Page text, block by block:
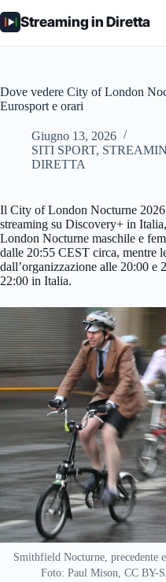
al
contenuto
Streaming in Diretta
Dove vedere City of London
Eurosport e orari
Giugno 13, 2026
SITI SPORT,
DIRETTA
Il City of London Nocturne
streaming su Discovery+ in
London Nocturne maschile e
dalle 20:55 CEST circa, mentre
dall’organizzazione alle 20:00
22:00 in Italia.
Smithfield Nocturne, precedente
Foto: Paul Mison, CC BY-